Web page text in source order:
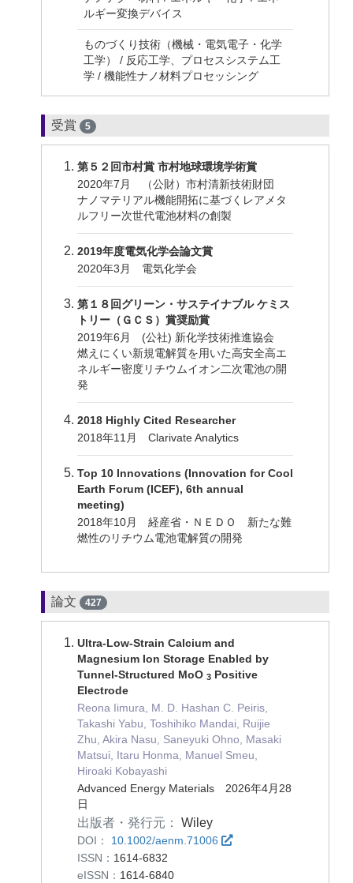
ルギー変換デバイス
ものづくり技術（機械・電気電子・化学
工学） / 反応工学、プロセスシステム工
学 / 機能性ナノ材料プロセッシング
受賞 5
第５２回市村賞 市村地球環境学術賞
2020年7月 （公財）市村清新技術財団
ナノマテリアル機能開拓に基づくレアメタ
ルフリー次世代電池材料の創製
2019年度電気化学会論文賞
2020年3月 電気化学会
第１８回グリーン・サステイナブル ケミス
トリー（ＧＣＳ）賞奨励賞
2019年6月 (公社) 新化学技術推進協会
燃えにくい新規電解質を用いた高安全高エ
ネルギー密度リチウムイオン二次電池の開
発
2018 Highly Cited Researcher
2018年11月 Clarivate Analytics
Top 10 Innovations (Innovation for Cool
Earth Forum (ICEF), 6th annual
meeting)
2018年10月 経産省・ＮＥＤＯ 新たな難
燃性のリチウム電池電解質の開発
論文 427
Ultra‐Low‐Strain Calcium and
Magnesium Ion Storage Enabled by
Tunnel‐Structured MoO 3Positive
Electrode
Reona Iimura, M. D. Hashan C. Peiris,
Takashi Yabu, Toshihiko Mandai, Ruijie
Zhu, Akira Nasu, Saneyuki Ohno, Masaki
Matsui, Itaru Honma, Manuel Smeu,
Hiroaki Kobayashi
Advanced Energy Materials 2026年4月28
日
出版者・発行元： Wiley
DOI：
10.1002/aenm.71006
ISSN： 1614-6832
eISSN： 1614-6840